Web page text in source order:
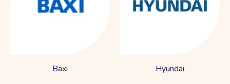
Baxi Hyundai